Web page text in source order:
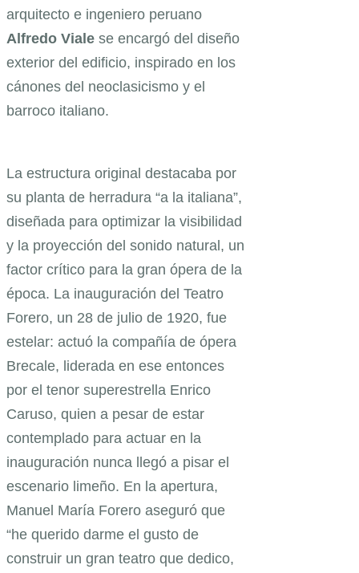
arquitecto e ingeniero peruano
Alfredo Viale se encargó del diseño
exterior del edificio, inspirado en los
cánones del neoclasicismo y el
barroco italiano.
La estructura original destacaba por
su planta de herradura “a la italiana”,
diseñada para optimizar la visibilidad
y la proyección del sonido natural, un
factor crítico para la gran ópera de la
época. La inauguración del Teatro
Forero, un 28 de julio de 1920, fue
estelar: actuó la compañía de ópera
Brecale, liderada en ese entonces
por el tenor superestrella Enrico
Caruso, quien a pesar de estar
contemplado para actuar en la
inauguración nunca llegó a pisar el
escenario limeño. En la apertura,
Manuel María Forero aseguró que
“he querido darme el gusto de
construir un gran teatro que dedico,